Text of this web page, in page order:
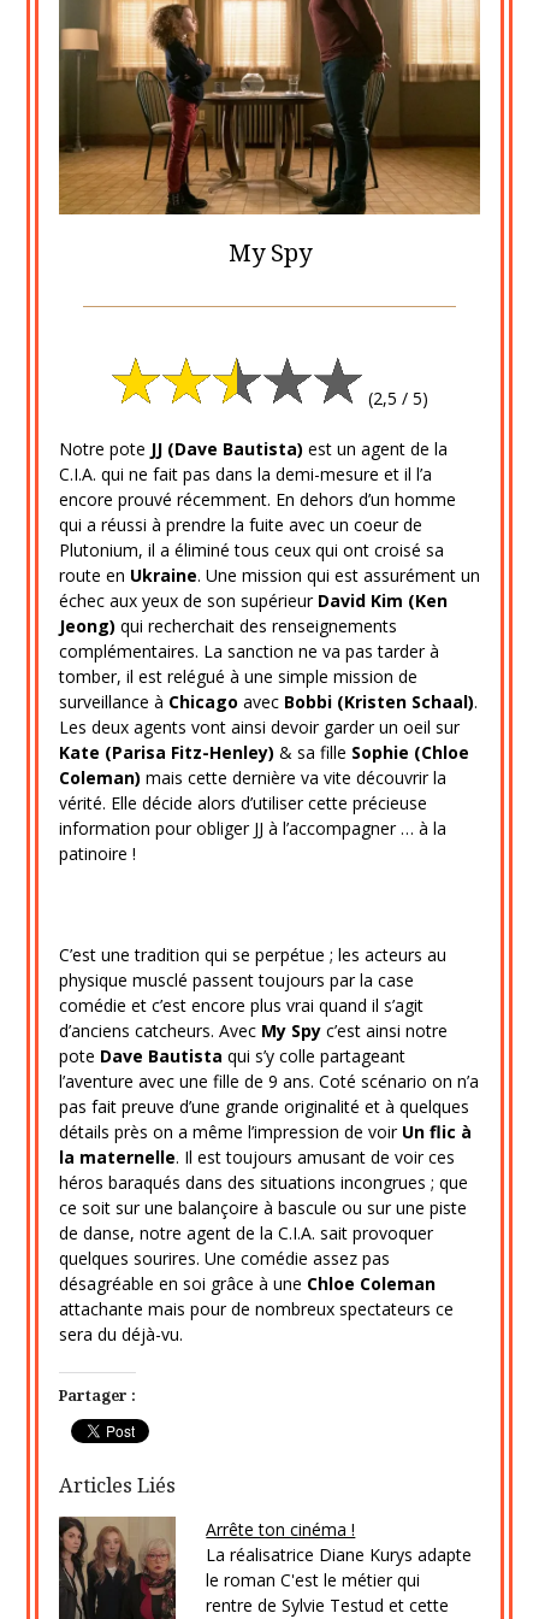
My Spy
27
avril
2020
(2,5 / 5)
Notre pote JJ (Dave Bautista) est un agent de la
C.I.A. qui ne fait pas dans la demi-mesure et il l’a
encore prouvé récemment. En dehors d’un homme
qui a réussi à prendre la fuite avec un coeur de
Plutonium, il a éliminé tous ceux qui ont croisé sa
route en Ukraine. Une mission qui est assurément un
échec aux yeux de son supérieur David Kim (Ken
Jeong) qui recherchait des renseignements
complémentaires. La sanction ne va pas tarder à
tomber, il est relégué à une simple mission de
surveillance à Chicago avec Bobbi (Kristen Schaal).
Les deux agents vont ainsi devoir garder un oeil sur
Kate (Parisa Fitz-Henley) & sa fille Sophie (Chloe
Coleman) mais cette dernière va vite découvrir la
vérité. Elle décide alors d’utiliser cette précieuse
information pour obliger JJ à l’accompagner … à la
patinoire !
C’est une tradition qui se perpétue ; les acteurs au
physique musclé passent toujours par la case
comédie et c’est encore plus vrai quand il s’agit
d’anciens catcheurs. Avec My Spyc’est ainsi notre
pote Dave Bautista qui s’y colle partageant
l’aventure avec une fille de 9 ans. Coté scénario on n’a
pas fait preuve d’une grande originalité et à quelques
détails près on a même l’impression de voir Un flic à
la maternelle. Il est toujours amusant de voir ces
héros baraqués dans des situations incongrues ; que
ce soit sur une balançoire à bascule ou sur une piste
de danse, notre agent de la C.I.A. sait provoquer
quelques sourires. Une comédie assez pas
désagréable en soi grâce à une Chloe Coleman
attachante mais pour de nombreux spectateurs ce
sera du déjà-vu.
Partager :
Articles Liés
Arrête ton cinéma !
La réalisatrice Diane Kurys adapte
le roman C'est le métier qui
rentre de Sylvie Testud et cette